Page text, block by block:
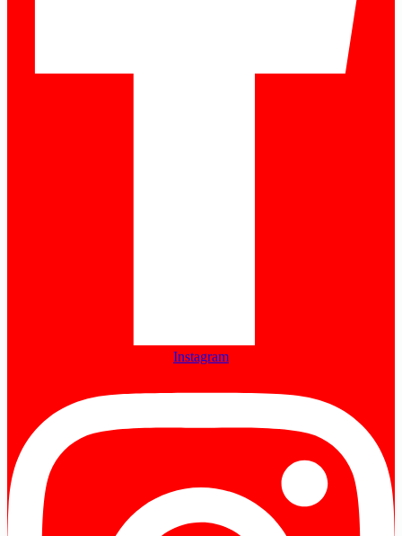
Instagram